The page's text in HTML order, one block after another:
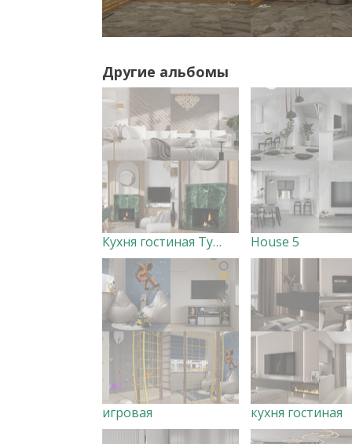
Другие альбомы
Кухня гостиная Турово House 5
игровая кухня гостиная